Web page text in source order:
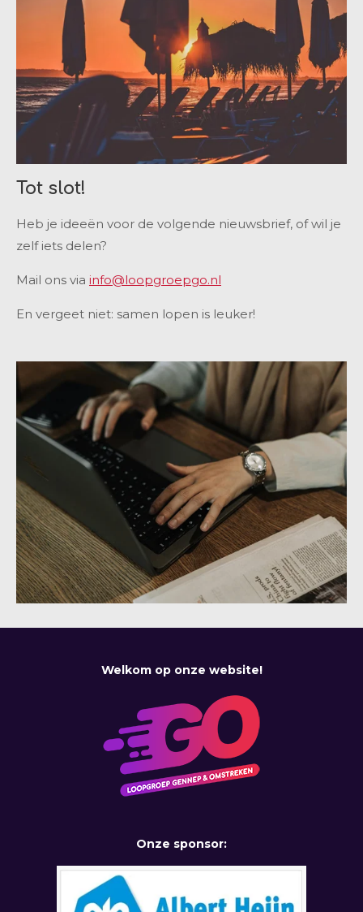
Tot slot!
Heb je ideeën voor de volgende nieuwsbrief, of wil je
zelf iets delen?
Mail ons via info@loopgroepgo.nl
En vergeet niet: samen lopen is leuker!
Welkom op onze website!
Onze sponsor: